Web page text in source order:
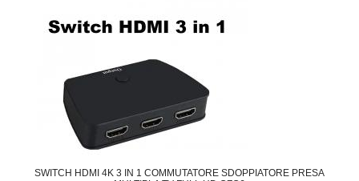
SWITCH HDMI 4K 3 IN 1 COMMUTATORE SDOPPIATORE PRESA